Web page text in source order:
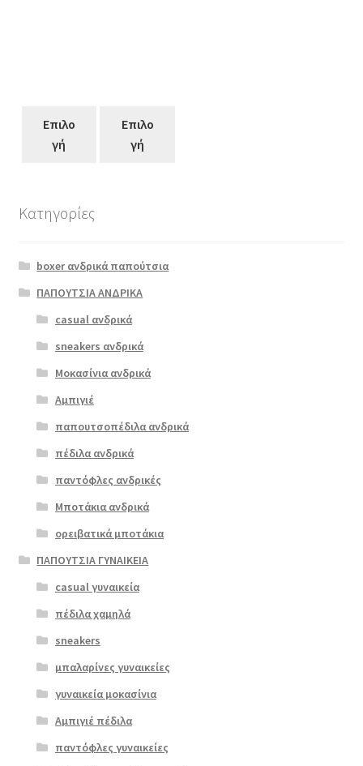
Επιλο
γή
Επιλο
γή
Αυτό
προϊόν
Επιλο
γή
Επιλο
γή
Scarpy 51
γλιτερ
€47.00
προϊόν
έχει
πολλαπλές
επιλογές
μπορούν
επιλεγούν
στη
σελίδα
προϊόντος
Κατηγορίες
boxer ανδρικά παπούτσια
ΠΑΠΟΥΤΣΙΑ ΑΝΔΡΙΚΑ
casual ανδρικά
sneakers ανδρικά
Μοκασίνια ανδρικά
Αμπιγιέ
παπουτσοπέδιλα ανδρικά
πέδιλα ανδρικά
παντόφλες ανδρικές
Μποτάκια ανδρικά
ορειβατικά μποτάκια
ΠΑΠΟΥΤΣΙΑ ΓΥΝΑΙΚΕΙΑ
casual γυναικεία
πέδιλα χαμηλά
sneakers
μπαλαρίνες γυναικείες
γυναικεία μοκασίνια
Αμπιγιέ πέδιλα
παντόφλες γυναικείες